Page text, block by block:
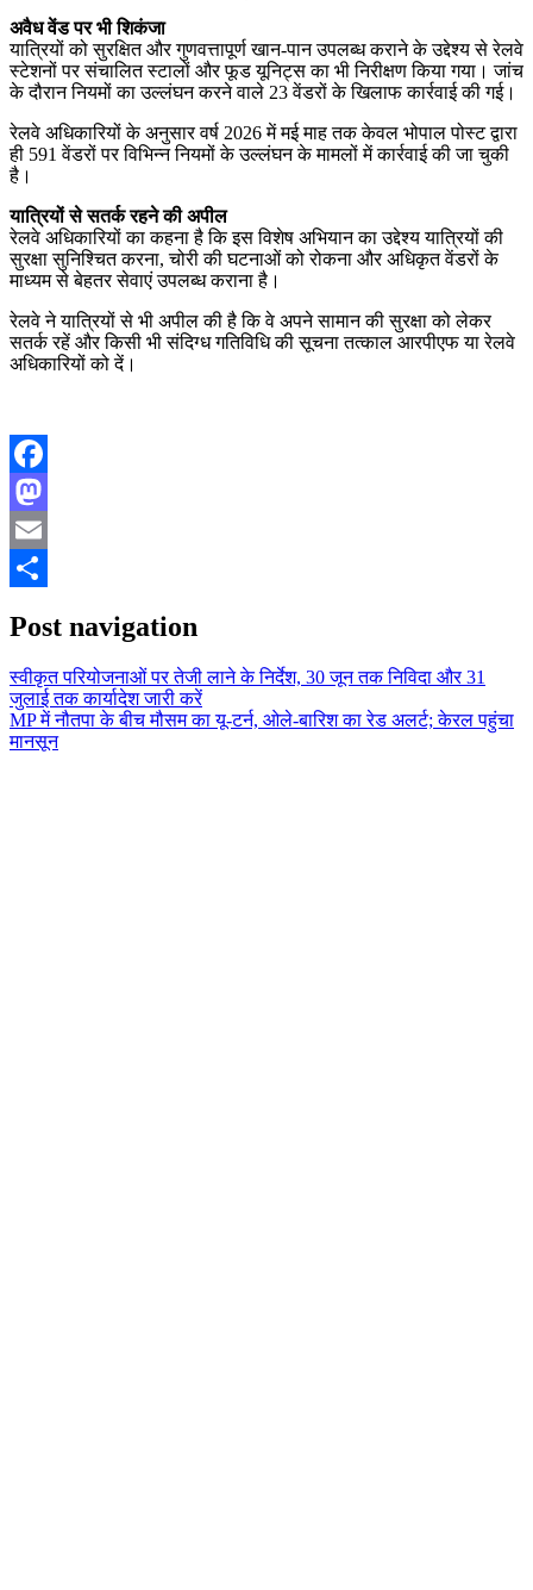
अवैध वेंड पर भी शिकंजा
यात्रियों को सुरक्षित और गुणवत्तापूर्ण खान-पान उपलब्ध कराने के उद्देश्य से रेलवे
स्टेशनों पर संचालित स्टालों और फूड यूनिट्स का भी निरीक्षण किया गया। जांच
के दौरान नियमों का उल्लंघन करने वाले 23 वेंडरों के खिलाफ कार्रवाई की गई।
रेलवे अधिकारियों के अनुसार वर्ष 2026 में मई माह तक केवल भोपाल पोस्ट द्वारा
ही 591 वेंडरों पर विभिन्न नियमों के उल्लंघन के मामलों में कार्रवाई की जा चुकी
है।
यात्रियों से सतर्क रहने की अपील
रेलवे अधिकारियों का कहना है कि इस विशेष अभियान का उद्देश्य यात्रियों की
सुरक्षा सुनिश्चित करना, चोरी की घटनाओं को रोकना और अधिकृत वेंडरों के
माध्यम से बेहतर सेवाएं उपलब्ध कराना है।
रेलवे ने यात्रियों से भी अपील की है कि वे अपने सामान की सुरक्षा को लेकर
सतर्क रहें और किसी भी संदिग्ध गतिविधि की सूचना तत्काल आरपीएफ या रेलवे
अधिकारियों को दें।
Facebook
Mastodon
Email
Post navigation
स्वीकृत परियोजनाओं पर तेजी लाने के निर्देश, 30 जून तक निविदा और 31
जुलाई तक कार्यादेश जारी करें
MP में नौतपा के बीच मौसम का यू-टर्न, ओले-बारिश का रेड अलर्ट; केरल पहुंचा
मानसून